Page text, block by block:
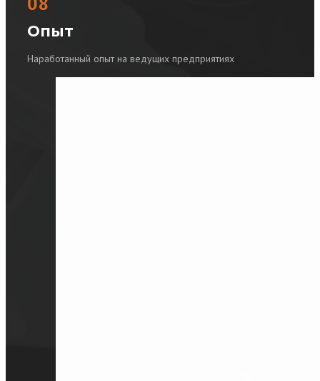
Опыт
Наработанный опыт на ведущих предприятиях